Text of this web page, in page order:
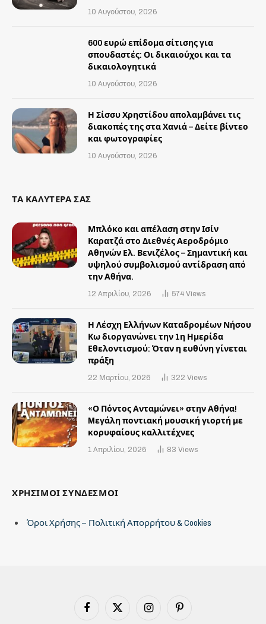
10 Αυγούστου, 2026
600 ευρώ επίδομα σίτισης για
σπουδαστές: Οι δικαιούχοι και τα
δικαιολογητικά
10 Αυγούστου, 2026
Η Σίσσυ Χρηστίδου απολαμβάνει τις
διακοπές της στα Χανιά – Δείτε βίντεο
και φωτογραφίες
10 Αυγούστου, 2026
ΤΑ ΚΑΛΥΤΕΡΑ ΣΑΣ
Μπλόκο και απέλαση στην Ισίν
Καρατζά στο Διεθνές Αεροδρόμιο
Αθηνών Ελ. Βενιζέλος – Σημαντική και
υψηλού συμβολισμού αντίδραση από
την Αθήνα.
12 Απριλίου, 2026 574 Views
Η Λέσχη Ελλήνων Καταδρομέων Νήσου
Κω διοργανώνει την 1η Ημερίδα
Εθελοντισμού: Όταν η ευθύνη γίνεται
πράξη
22 Μαρτίου, 2026 322 Views
«Ο Πόντος Ανταμώνει» στην Αθήνα!
Mεγάλη ποντιακή μουσική γιορτή με
κορυφαίους καλλιτέχνες
1 Απριλίου, 2026 83 Views
ΧΡΗΣΙΜΟΙ ΣΥΝΔΕΣΜΟΙ
Όροι Χρήσης – Πολιτική Απορρήτου & Cookies
Facebook X
Instagram Pinterest